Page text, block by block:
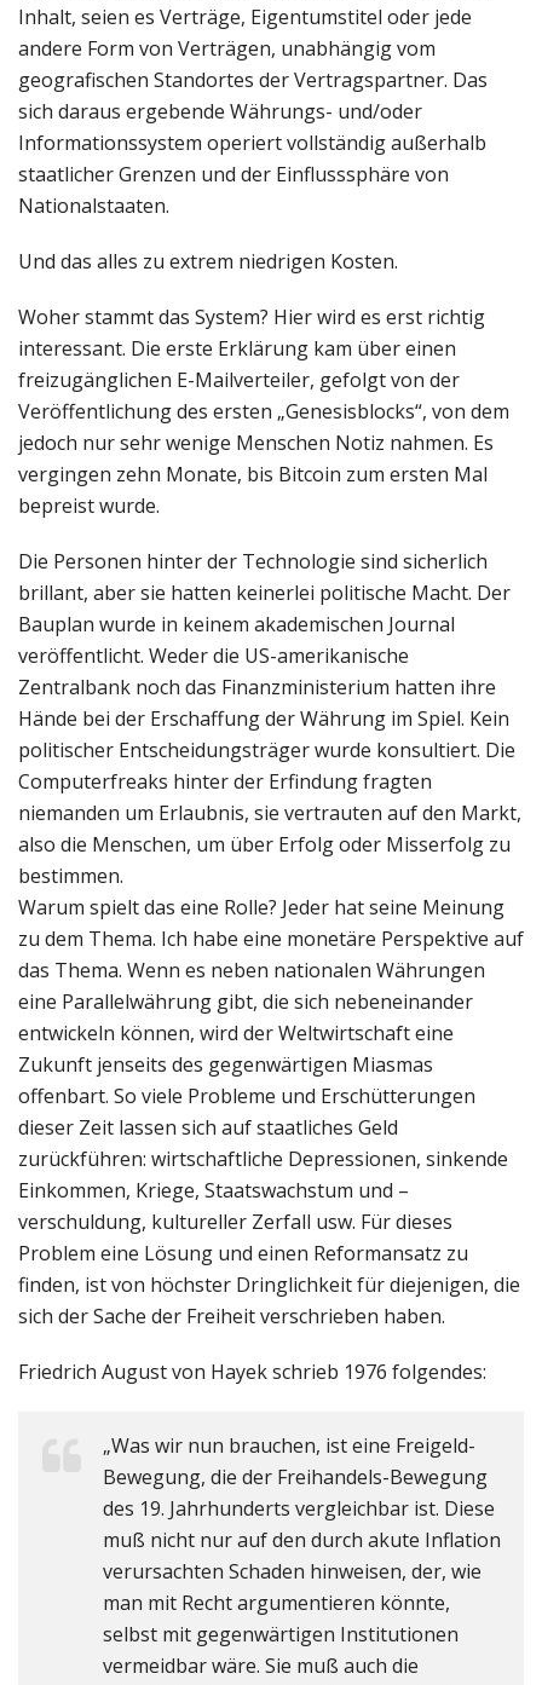
Inhalt, seien es Verträge, Eigentumstitel oder jede
andere Form von Verträgen, unabhängig vom
geografischen Standortes der Vertragspartner. Das
sich daraus ergebende Währungs- und/oder
Informationssystem operiert vollständig außerhalb
staatlicher Grenzen und der Einflusssphäre von
Nationalstaaten.
Und das alles zu extrem niedrigen Kosten.
Woher stammt das System? Hier wird es erst richtig
interessant. Die erste Erklärung kam über einen
freizugänglichen E-Mailverteiler, gefolgt von der
Veröffentlichung des ersten „Genesisblocks“, von dem
jedoch nur sehr wenige Menschen Notiz nahmen. Es
vergingen zehn Monate, bis Bitcoin zum ersten Mal
bepreist wurde.
Die Personen hinter der Technologie sind sicherlich
brillant, aber sie hatten keinerlei politische Macht. Der
Bauplan wurde in keinem akademischen Journal
veröffentlicht. Weder die US-amerikanische
Zentralbank noch das Finanzministerium hatten ihre
Hände bei der Erschaffung der Währung im Spiel. Kein
politischer Entscheidungsträger wurde konsultiert. Die
Computerfreaks hinter der Erfindung fragten
niemanden um Erlaubnis, sie vertrauten auf den Markt,
also die Menschen, um über Erfolg oder Misserfolg zu
bestimmen.
Warum spielt das eine Rolle? Jeder hat seine Meinung
zu dem Thema. Ich habe eine monetäre Perspektive auf
das Thema. Wenn es neben nationalen Währungen
eine Parallelwährung gibt, die sich nebeneinander
entwickeln können, wird der Weltwirtschaft eine
Zukunft jenseits des gegenwärtigen Miasmas
offenbart. So viele Probleme und Erschütterungen
dieser Zeit lassen sich auf staatliches Geld
zurückführen: wirtschaftliche Depressionen, sinkende
Einkommen, Kriege, Staatswachstum und –
verschuldung, kultureller Zerfall usw. Für dieses
Problem eine Lösung und einen Reformansatz zu
finden, ist von höchster Dringlichkeit für diejenigen, die
sich der Sache der Freiheit verschrieben haben.
Friedrich August von Hayek schrieb 1976 folgendes:
„Was wir nun brauchen, ist eine Freigeld-
Bewegung, die der Freihandels-Bewegung
des 19. Jahrhunderts vergleichbar ist. Diese
muß nicht nur auf den durch akute Inflation
verursachten Schaden hinweisen, der, wie
man mit Recht argumentieren könnte,
selbst mit gegenwärtigen Institutionen
vermeidbar wäre. Sie muß auch die